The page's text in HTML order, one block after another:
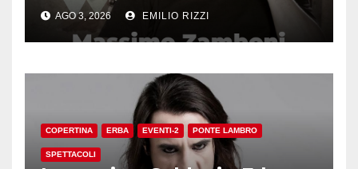
AGO 3, 2026 EMILIO RIZZI
COPERTINA ERBA EVENTI-2 PONTE LAMBRO
SPETTACOLI